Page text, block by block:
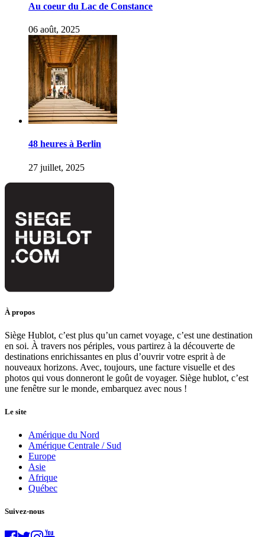
Au coeur du Lac de Constance
06 août, 2025
48 heures à Berlin
27 juillet, 2025
À propos
Siège Hublot, c’est plus qu’un carnet voyage, c’est une destination
en soi. À travers nos périples, vous partirez à la découverte de
destinations enrichissantes en plus d’ouvrir votre esprit à de
nouveaux horizons. Avec, toujours, une facture visuelle et des
photos qui vous donneront le goût de voyager. Siège hublot, c’est
une fenêtre sur le monde, embarquez avec nous !
Le site
Amérique du Nord
Amérique Centrale / Sud
Europe
Asie
Afrique
Québec
Suivez-nous